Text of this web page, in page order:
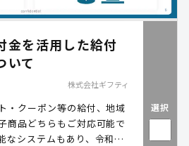
金を活用した給付
いて
株式会社ギフティ
・クーポン等の給付、地域
商品どちらもご対応可能で
なシステムもあり、令和7
選択